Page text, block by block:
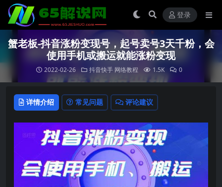
登录
蟹老板-抖音涨粉变现号，起号卖号3天千粉，会
使用手机或搬运就能涨粉变现
2022-02-26 抖音快手 网络教程 1.5K 0
详情介绍 常见问题 评论建议